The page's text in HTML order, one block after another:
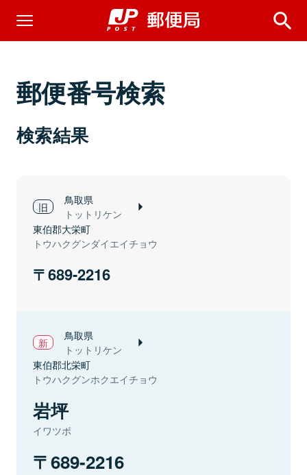
郵便番号検索
検索結果
鳥取県
トットリケン
東伯郡大栄町
トウハクグンダイエイチョウ
689-2216
鳥取県
トットリケン
東伯郡北栄町
トウハクグンホクエイチョウ
岩坪
イワツボ
689-2216